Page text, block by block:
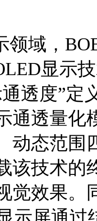
领域，
显示
透度”定
通透量
动态范围
该技术的
觉效果。